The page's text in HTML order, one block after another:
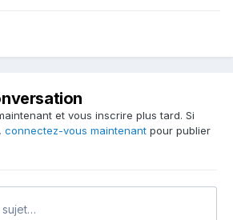
et vous inscrire plus tard. Si
connectez-vous maintenant pour publier